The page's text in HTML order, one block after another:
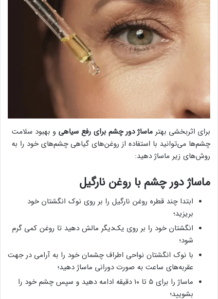
برای اثربخشی بهتر ماساژ دور چشم برای رفع سیاهی و بهبود سلامت
چشم‌ها می‌توانید با استفاده از روغن‌های گیاهی چشم‌های خود را به
روش‌های زیر ماساژ دهید:
ماساژ دور چشم با روغن نارگیل
ابتدا چند قطره روغن نارگیل را بر روی نوک انگشتان خود
بریزید؛
انگشتان خود را بر روی یک‌دیگر مالش دهید تا روغن کمی گرم
شود؛
با نوک انگشتان نواحی اطراف چشمان خود را به آرامی در جهت
عقربه‌های ساعت به صورت دورانی ماساژ دهید؛
ماساژ را برای ۵ تا ۱۰ دقیقه ادامه دهید و سپس چشم خود را
بشویید؛